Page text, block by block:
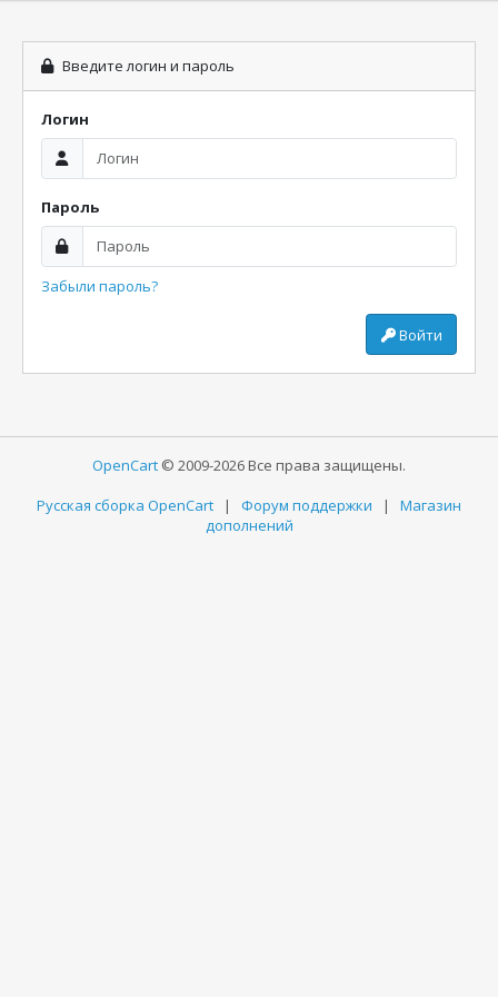
Введите логин и пароль
Логин
Пароль
Забыли пароль?
Войти
OpenCart © 2009-2026 Все права защищены.
Русская сборка OpenCart | Форум поддержки | Магазин
дополнений